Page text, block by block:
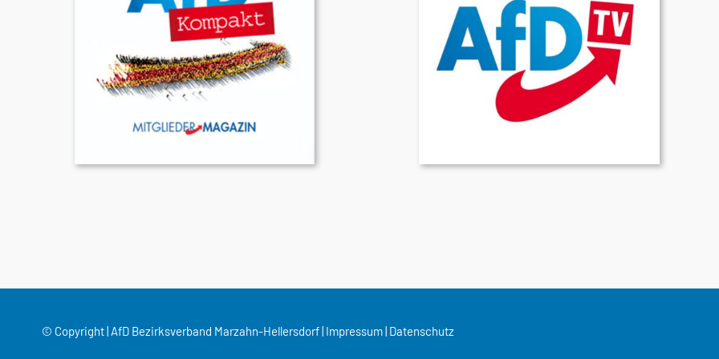
© Copyright | AfD Bezirksverband Marzahn-Hellersdorf | Impressum| Datenschutz